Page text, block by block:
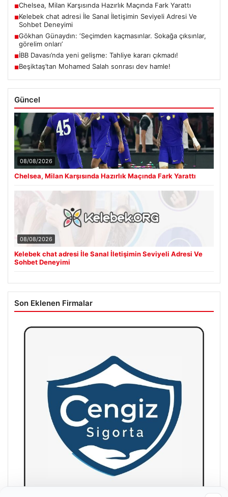
■Chelsea, Milan Karşısında Hazırlık Maçında Fark Yarattı
■Kelebek chat adresi İle Sanal İletişimin Seviyeli Adresi Ve
Sohbet Deneyimi
■Gökhan Günaydın: ‘Seçimden kaçmasınlar. Sokağa çıksınlar,
görelim onları’
■İBB Davası’nda yeni gelişme: Tahliye kararı çıkmadı!
■Beşiktaş’tan Mohamed Salah sonrası dev hamle!
Güncel
08/08/2026
Chelsea, Milan Karşısında Hazırlık Maçında Fark Yarattı
08/08/2026
Kelebek chat adresi İle Sanal İletişimin Seviyeli Adresi Ve
Sohbet Deneyimi
Son Eklenen Firmalar